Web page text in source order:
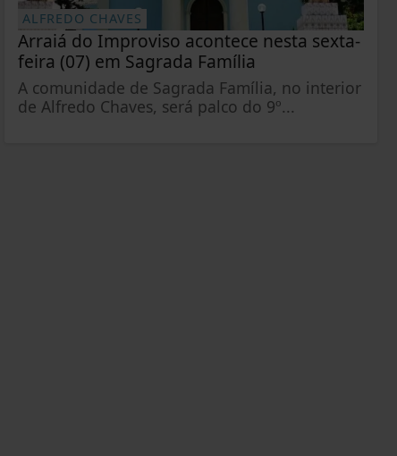
ALFREDO CHAVES
Arraiá do Improviso acontece nesta sexta-
feira (07) em Sagrada Família
A comunidade de Sagrada Família, no interior
de Alfredo Chaves, será palco do 9º...